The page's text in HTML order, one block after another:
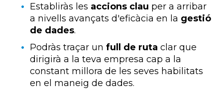
Establiràs les accions clau per a arribar
a nivells avançats d'eficàcia en la gestió
de dades.
Podràs traçar un full de ruta clar que
dirigirà a la teva empresa cap a la
constant millora de les seves habilitats
en el maneig de dades.